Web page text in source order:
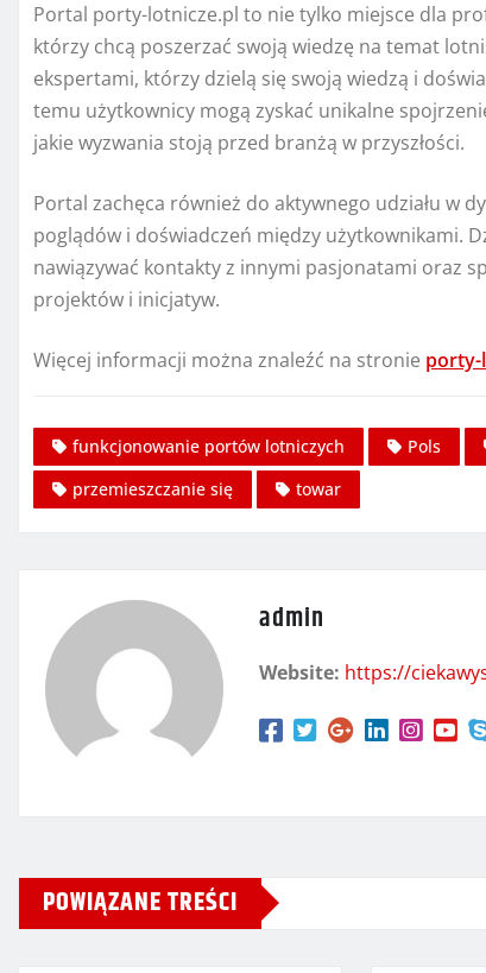
Portal porty-lotnicze.pl to nie tylko miejsce dla
którzy chcą poszerzać swoją wiedzę na temat
ekspertami, którzy dzielą się swoją wiedzą i
temu użytkownicy mogą zyskać unikalne
jakie wyzwania stoją przed branżą w przyszłości.
Portal zachęca również do aktywnego udziału w
poglądów i doświadczeń między użytkownikami.
nawiązywać kontakty z innymi pasjonatami oraz
projektów i inicjatyw.
Więcej informacji można znaleźć na stronie porty-
funkcjonowanie portów lotniczych Pols
przemieszczanie się
towar
admin
Website: https://
POWIĄZANE TREŚCI